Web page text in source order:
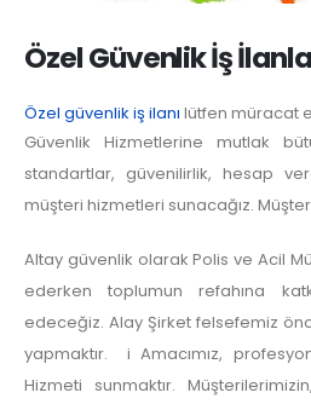
Özel Güvenlik İş
Özel güvenlik iş ilanı lütfen müracat
Güvenlik Hizmetlerine mutlak
standartlar, güvenilirlik, hesap
müşteri hizmetleri sunacağız.
Altay güvenlik olarak Polis ve Acil
ederken toplumun refahına
edeceğiz. Alay Şirket felsefemiz
yapmaktır. i Amacımız,
Hizmeti sunmaktır.